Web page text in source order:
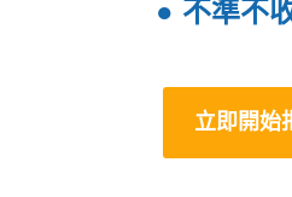
● 不準不
立即開始